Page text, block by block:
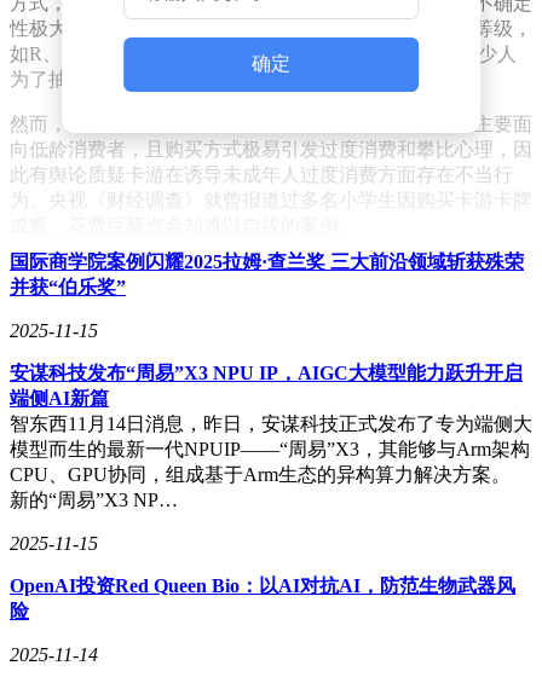
性极大地激发了消费者的购买欲望。而卡牌被分为不同等级，
如R、SR、SSR、UR等，抽取概率依次递减，更是让不少人
为了抽到稀有卡牌而多次购买。
然而，卡游的快速发展也伴随着一些争议。由于其产品主要面
向低龄消费者，且购买方式极易引发过度消费和攀比心理，因
此有舆论质疑卡游在诱导未成年人过度消费方面存在不当行
为。央视《财经调查》就曾报道过多名小学生因购买卡游卡牌
为了应对这些争议，卡游采取了一系列自律措施。例如，在线
下门店设置消费限额，要求8岁以下儿童必须在家长陪同下购
买，8岁以上未成年人单次消费超过200元或月累计超过1000元
的监管难题。一些拆卡直播间利用“叠叠乐”等玩法，诱导消费
者不断下单购买，而线上监管的缺失使得未成年人更容易陷入
消费陷阱。
尽管如此，卡游仍然凭借其独特的商业模式和高速增长的业
绩，吸引了资本市场的目光。若成功登陆港股，卡游有望为港
范消费行为之间找到平衡点，将是卡游未来发展中必须面对的
在卡游的IP矩阵中，除了奥特曼和小马宝莉外，还包括叶罗
富了卡游的产品线，也为其带来了更多的消费者群体。截至
确定
国际商学院案例闪耀2025拉姆·查兰奖 三大前沿领域斩获殊荣
并获“伯乐奖”
2025-11-15
安谋科技发布“周易”X3 NPU IP，AIGC大模型能力跃升开启
端侧AI新篇
智东西11月14日消息，昨日，安谋科技正式发布了专为端侧大
模型而生的最新一代NPUIP——“周易”X3，其能够与Arm架构
CPU、GPU协同，组成基于Arm生态的异构算力解决方案。
新的“周易”X3 NP…
2025-11-15
OpenAI投资Red Queen Bio：以AI对抗AI，防范生物武器风
险
2025-11-14